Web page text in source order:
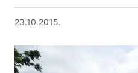
23.10.2015.